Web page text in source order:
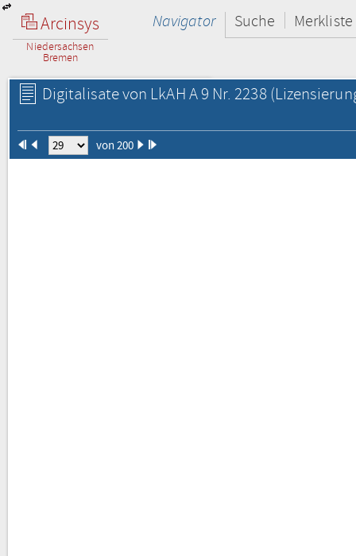
Arcinsys
Niedersachsen
Bremen
Navigator Suche Merkliste
Digitalisate von LkAH A 9 Nr. 2238
von 200